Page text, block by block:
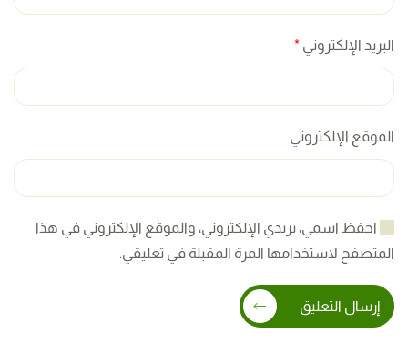
البريد الإلكتروني *
الموقع الإلكتروني
احفظ اسمي، بريدي الإلكتروني، والموقع الإلكتروني في هذا
المتصفح لاستخدامها المرة المقبلة في تعليقي.
إرسال التعليق